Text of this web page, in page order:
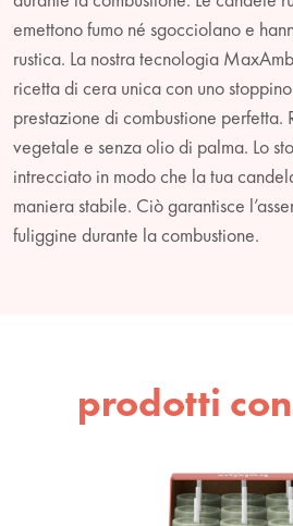
emettono fumo né sgocciolano e
rustica. La nostra tecnologia
ricetta di cera unica con uno
prestazione di combustione perfetta.
vegetale e senza olio di palma. Lo
intrecciato in modo che la tua
maniera stabile. Ciò garantisce
fuliggine durante la combustione.
prodotti